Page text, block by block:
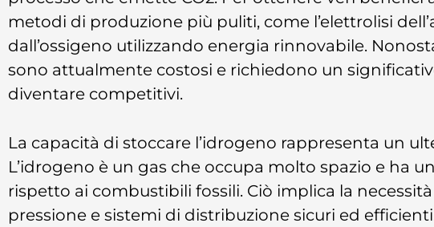
metodi di produzione più puliti, come l’elettrolisi
dall’ossigeno utilizzando energia rinnovabile.
sono attualmente costosi e richiedono un
diventare competitivi.
La capacità di stoccare l’idrogeno rappresenta un
L’idrogeno è un gas che occupa molto spazio e ha
rispetto ai combustibili fossili. Ciò implica la
pressione e sistemi di distribuzione sicuri ed